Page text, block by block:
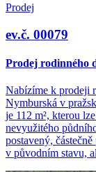
Prodej
ev.č. 00079
Prodej rodinného
Nabízíme k prodeji
Nymburská v
je 112 m², kterou
nevyužitého
postavený,
v původním stavu,